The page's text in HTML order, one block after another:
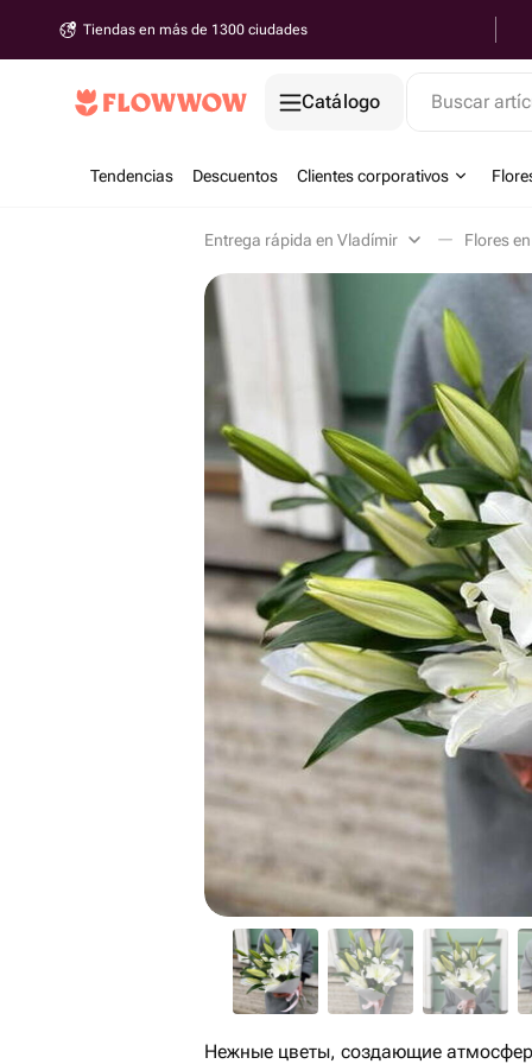
Tiendas en más de 1300 ciudades
Catálogo Buscar
Tendencias Descuentos Clientes corporativos
Entrega rápida en Vladímir Flores
Нежные цветы, создающие